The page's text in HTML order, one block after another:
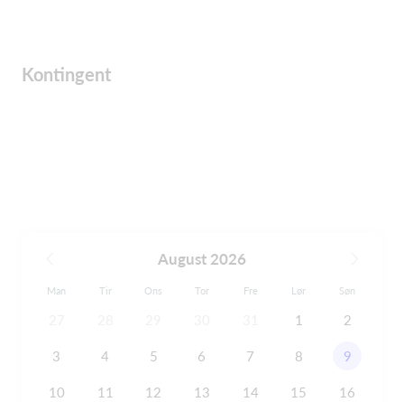
Kontingent
August 2026
Man Tir Ons Tor Fre Lør Søn
1 2
3 4 5 6 7 8 9
10 11 12 13 14 15 16